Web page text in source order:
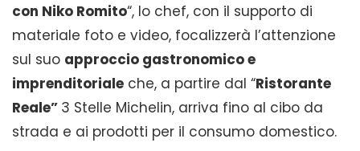
con Niko Romito“, lo chef, con il supporto di
materiale foto e video, focalizzerà l’attenzione
sul suo approccio gastronomico e
imprenditoriale che, a partire dal “Ristorante
Reale” 3 Stelle Michelin, arriva fino al cibo da
strada e ai prodotti per il consumo domestico.